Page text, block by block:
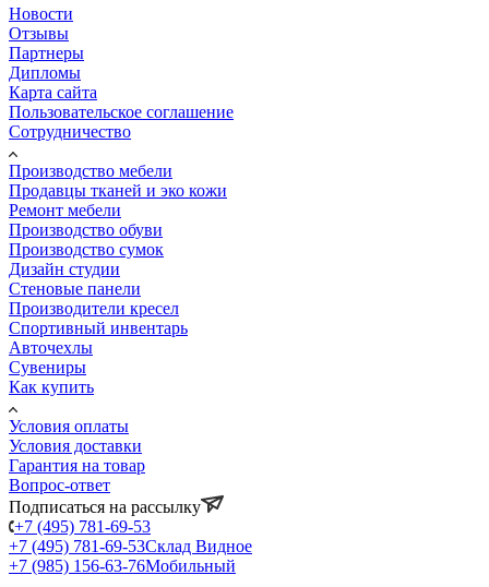
Новости
Отзывы
Партнеры
Дипломы
Карта сайта
Пользовательское соглашение
Сотрудничество
Производство мебели
Продавцы тканей и эко кожи
Ремонт мебели
Производство обуви
Производство сумок
Дизайн студии
Стеновые панели
Производители кресел
Спортивный инвентарь
Авточехлы
Сувениры
Как купить
Условия оплаты
Условия доставки
Гарантия на товар
Вопрос-ответ
Подписаться на рассылку
+7 (495) 781-69-53
+7 (495) 781-69-53Склад Видное
+7 (985) 156-63-76Мобильный